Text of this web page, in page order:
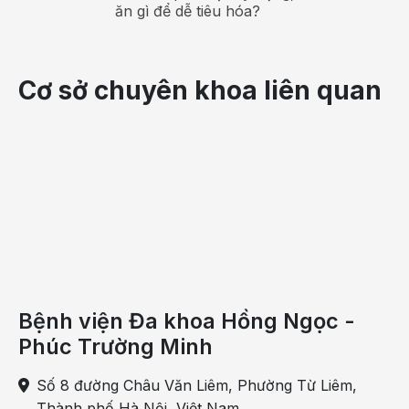
Hạn chế tình trạng chói màn hình
Giúp sử dụng lâu vẫn thoải mái hơn
Độ sáng màn hình lý tưởng tốt cho mắt thường dao
động khoảng 100 - 150 nits
ăn gì để dễ tiêu hóa?
Cơ sở chuyên khoa liên quan
Bệnh viện Đa khoa Hồng Ngọc -
Phúc Trường Minh
Số 8 đường Châu Văn Liêm, Phường Từ Liêm,